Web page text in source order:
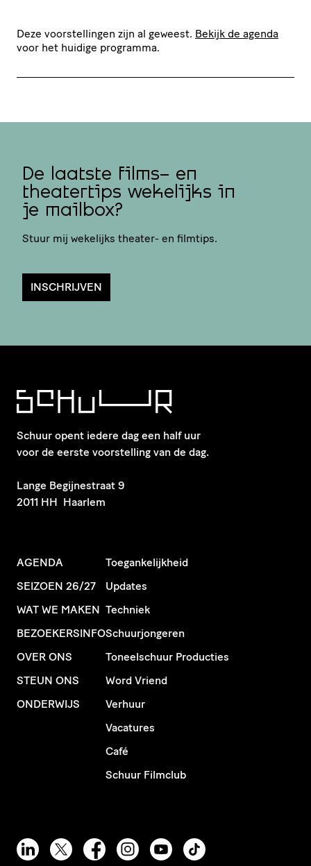
Deze voorstellingen zijn al geweest. Bekijk de agenda
voor het huidige programma.
De laatste films- en
theatertips wekelijks in
je mailbox?
Stuur mij wekelijks theater- en filmtips.
INSCHRIJVEN
Schuur opent iedere dag een half uur
voor de eerste voorstelling van de dag.
​Lange Begijnestraat 9
2011 HH Haarlem
AGENDA
SEIZOEN 26/27
WAT WE MAKEN
BEZOEKERSINFO
OVER ONS
STEUN ONS
ONDERWIJS
Toegankelijkheid
Updates
Techniek
Schuurjongeren
Toneelschuur Producties
Word Vriend
Verhuur
Vacatures
Café
Schuur Filmclub